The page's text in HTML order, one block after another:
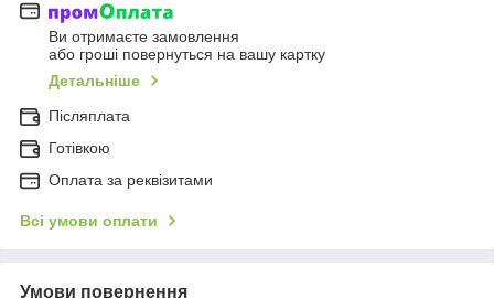
Ви отримаєте замовлення
або гроші повернуться на вашу картку
Детальніше
Післяплата
Готівкою
Оплата за реквізитами
Всі умови оплати
Умови повернення